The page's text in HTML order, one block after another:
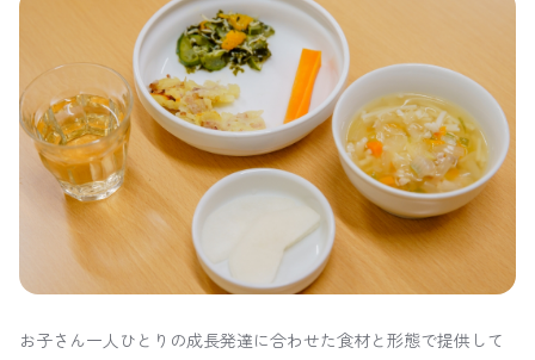
お子さん一人ひとりの成長発達に合わせた食材と形態で提供して